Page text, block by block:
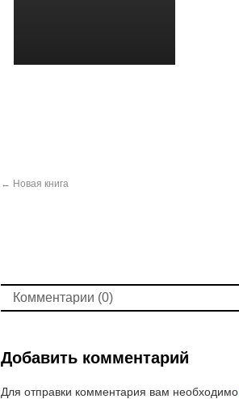
← Новая книга
Комментарии (0)
Добавить комментарий
Для отправки комментария вам необходимо